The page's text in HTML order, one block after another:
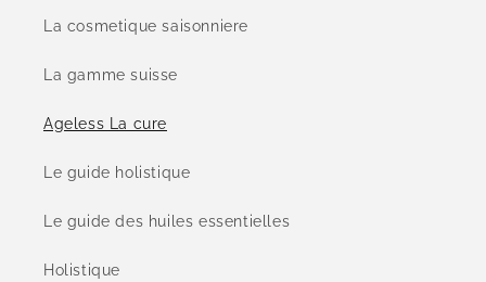
La cosmetique saisonniere
La gamme suisse
Ageless La cure
Le guide holistique
Le guide des huiles essentielles
Holistique